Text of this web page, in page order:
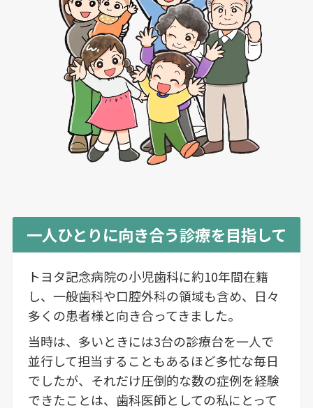
一人ひとりに向き合う診療を目指して
トヨタ記念病院の小児歯科に約10年間在籍
し、一般歯科や口腔外科の領域も含め、日々
多くの患者様と向き合ってきました。
当時は、多いときには3台の診療台を一人で
並行して担当することもあるほど多忙な毎日
でしたが、それだけ圧倒的な数の症例を経験
できたことは、歯科医師としての私にとって